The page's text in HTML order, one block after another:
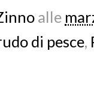
alle
di pesce,